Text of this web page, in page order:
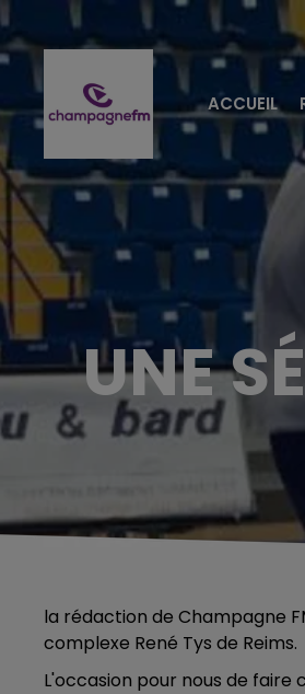
ACCUEIL
UNE
la rédaction de Champagne
complexe René Tys de Reims.
L'occasion pour nous de faire